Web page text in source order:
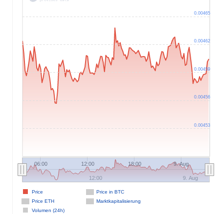
06:00 12:00 18:00 9. Aug
Price in BTC
Price ETH
Marktkapitalisierung
Volumen (24h)
Price
12:00 9. Aug
0.00453
0.00456
0.00459
0.00462
0.00465